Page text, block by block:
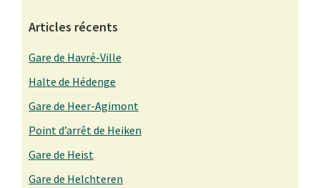
Articles récents
Gare de Havré-Ville
Halte de Hédenge
Gare de Heer-Agimont
Point d’arrêt de Heiken
Gare de Heist
Gare de Helchteren